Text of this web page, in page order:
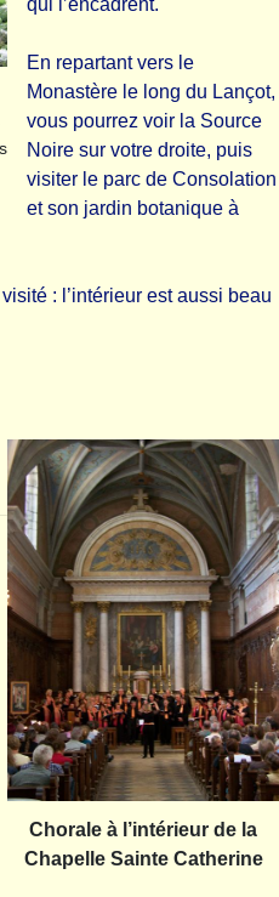
qui l’encadrent.
En repartant vers le
Monastère le long du Lançot,
vous pourrez voir la Source
Noire sur votre droite, puis
visiter le parc de Consolation
et son jardin botanique à
: l’intérieur est aussi beau
Chorale à l’intérieur de la
Chapelle Sainte Catherine